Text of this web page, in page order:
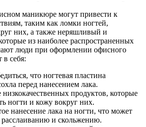
маникюре могут привести к
таким как ломки ногтей,
них, а также неряшливый и
из наиболее распространенных
люди при оформлении офисного
себя:
что ногтевая пластина
перед нанесением лака.
продуктов, которые
ногти и кожу вокруг них.
нанесение лака на ногти, что может
расслаиванию и скольжению.